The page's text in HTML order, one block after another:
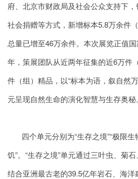
府、北京市财政局及社会公众支持下
社会捐赠等方式，新增标本5.8万余件
总量已增至46万余件。本次展览正值
年，策展团队从近两年征集的近6万件
件（组）精品，以“标本为语，叙自然
元呈现自然生命的演化智慧与生存奥秘。
四个单元分别为“生存之境”“极限生
饥”。“生存之境”单元通过三叶虫、菊
结合亚洲最古老的39.5亿年岩石、海